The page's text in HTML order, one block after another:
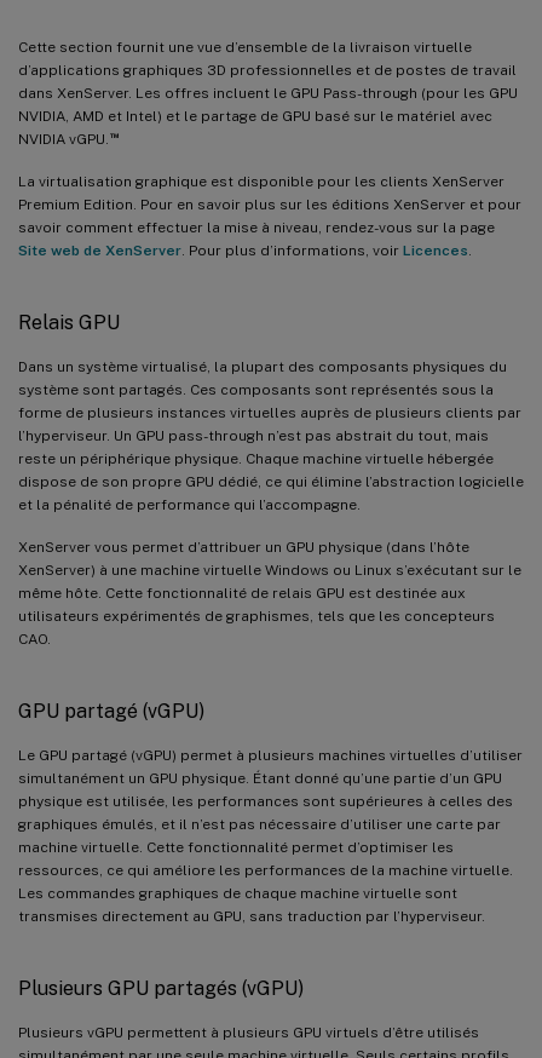
Cette section fournit une vue d’ensemble de la livraison virtuelle
d’applications graphiques 3D professionnelles et de postes de travail
dans XenServer. Les offres incluent le GPU Pass-through (pour les GPU
NVIDIA, AMD et Intel) et le partage de GPU basé sur le matériel avec
NVIDIA vGPU. ™
La virtualisation graphique est disponible pour les clients XenServer
Premium Edition. Pour en savoir plus sur les éditions XenServer et pour
savoir comment effectuer la mise à niveau, rendez-vous sur la page
Site web de XenServer . Pour plus d’informations, voir Licences
Relais GPU
Dans un système virtualisé, la plupart des composants physiques du
système sont partagés. Ces composants sont représentés sous la
forme de plusieurs instances virtuelles auprès de plusieurs clients par
l’hyperviseur. Un GPU pass-through n’est pas abstrait du tout, mais
reste un périphérique physique. Chaque machine virtuelle hébergée
dispose de son propre GPU dédié, ce qui élimine l’abstraction logicielle
et la pénalité de performance qui l’accompagne.
XenServer vous permet d’attribuer un GPU physique (dans l’hôte
XenServer) à une machine virtuelle Windows ou Linux s’exécutant sur le
même hôte. Cette fonctionnalité de relais GPU est destinée aux
utilisateurs expérimentés de graphismes, tels que les concepteurs
CAO.
GPU partagé (vGPU)
Le GPU partagé (vGPU) permet à plusieurs machines virtuelles d’utiliser
simultanément un GPU physique. Étant donné qu’une partie d’un GPU
physique est utilisée, les performances sont supérieures à celles des
graphiques émulés, et il n’est pas nécessaire d’utiliser une carte par
machine virtuelle. Cette fonctionnalité permet d’optimiser les
ressources, ce qui améliore les performances de la machine virtuelle.
Les commandes graphiques de chaque machine virtuelle sont
transmises directement au GPU, sans traduction par l’hyperviseur.
Plusieurs GPU partagés (vGPU)
Plusieurs vGPU permettent à plusieurs GPU virtuels d’être utilisés